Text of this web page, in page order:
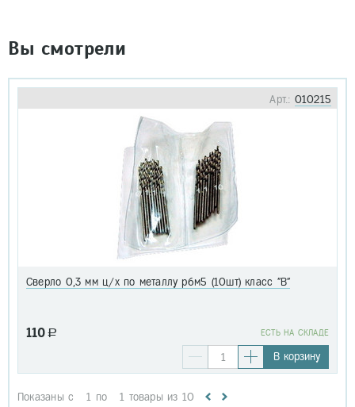
Вы смотрели
Арт.: 010215
Сверло 0,3 мм ц/х по металлу р6м5 (10шт) класс "В"
110 a EСТЬ НА СКЛАДЕ
В корзину
Показаны с 1 по 1 товары из 10